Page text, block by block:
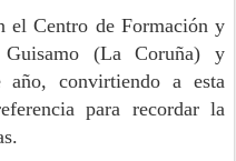
el Centro de Formación y
Guisamo (La Coruña) y
año, convirtiendo a esta
para recordar la